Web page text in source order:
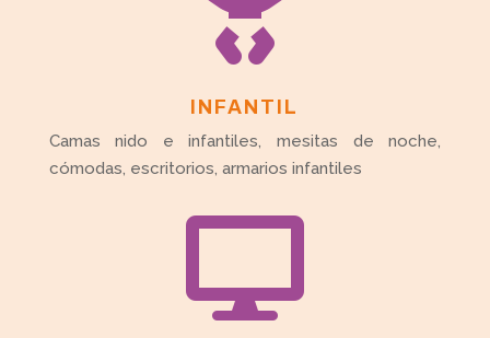
INFANTIL
Camas nido e infantiles, mesitas de noche,
cómodas, escritorios, armarios infantiles
